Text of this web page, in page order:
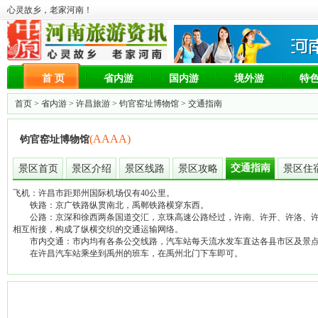
心灵故乡，老家河南！
首 页 省内游 国内游 境外游 特
首页 > 省内游 > 许昌旅游 > 钧官窑址博物馆 > 交通指南
钧官窑址博物馆(AAAA)
景区首页 景区介绍 景区线路 景区攻略 交通指南 景区住
飞机：许昌市距郑州国际机场仅有40公里。
铁路：京广铁路纵贯南北，禹郸铁路横穿东西。
公路：京深和徐西两条国道交汇，京珠高速公路经过，许南、许开、许洛、
相互衔接，构成了纵横交织的交通运输网络。
市内交通：市内均有各条公交线路，汽车站每天流水发车直达各县市区及景
在许昌汽车站乘坐到禹州的班车，在禹州北门下车即可。